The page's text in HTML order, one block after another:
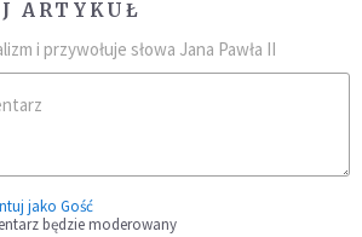
ARTYKUŁ
i przywołuje słowa Jana Pawła II
jako Gość
będzie moderowany